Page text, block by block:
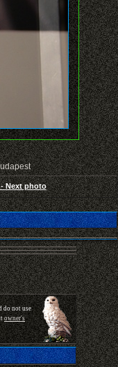
Next photo